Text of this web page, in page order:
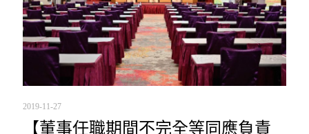
2019-11-27
【董事任職期間不完全等同應負責